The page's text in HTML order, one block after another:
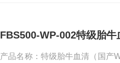
FBS500-WP-002特级胎牛
产品名称：特级胎牛血清（国产WINSERA®） 货号：